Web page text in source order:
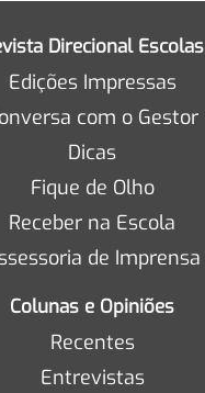
Direcional Escolas
Edições Impressas
com o Gestor
Dicas
Fique de Olho
Receber na Escola
de Imprensa
Colunas e Opiniões
Recentes
Entrevistas